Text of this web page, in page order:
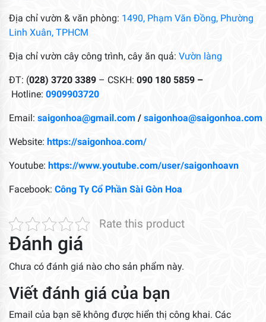
Địa chỉ vườn & văn phòng: 1490, Phạm Văn Đồng, Phường
Linh Xuân, TPHCM
Địa chỉ vườn cây công trình, cây ăn quả: Vườn làng
ĐT: (028) 3720 3389 – CSKH: 090 180 5859 –
Hotline: 0909903720
Email: saigonhoa@gmail.com / saigonhoa@saigonhoa.com
Website: https://saigonhoa.com/
Youtube: https://www.youtube.com/user/saigonhoavn
Facebook: Công Ty Cổ Phần Sài Gòn Hoa
Rate this product
Đánh giá
Chưa có đánh giá nào cho sản phẩm này.
Viết đánh giá của bạn
Email của bạn sẽ không được hiển thị công khai. Các